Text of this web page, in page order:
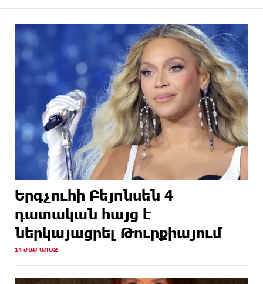
Երգչուհի Բեյոնսեն ​​4
դատական հայց է
ներկայացրել Թուրքիայում
14 ԺԱՄ ԱՌԱՋ